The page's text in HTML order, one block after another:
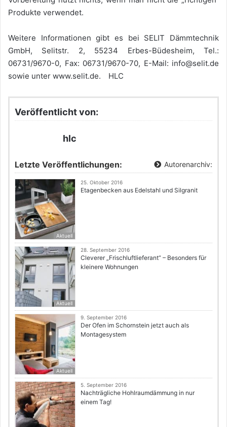
Produkte verwendet.
Weitere Informationen gibt es bei SELIT Dämmtechnik
GmbH, Selitstr. 2, 55234 Erbes-Büdesheim, Tel.:
06731/9670-0, Fax: 06731/9670-70, E-Mail: info@selit.de
sowie unter www.selit.de. HLC
Veröffentlicht von:
hlc
Letzte Veröffentlichungen: Autorenarchiv:
Aktuell
25. Oktober 2016
Etagenbecken aus Edelstahl und Silgranit
Aktuell
28. September 2016
Cleverer „Frischluftlieferant“ – Besonders für
kleinere Wohnungen
Aktuell
9. September 2016
Der Ofen im Schornstein jetzt auch als
Montagesystem
5. September 2016
Nachträgliche Hohlraumdämmung in nur
einem Tag!